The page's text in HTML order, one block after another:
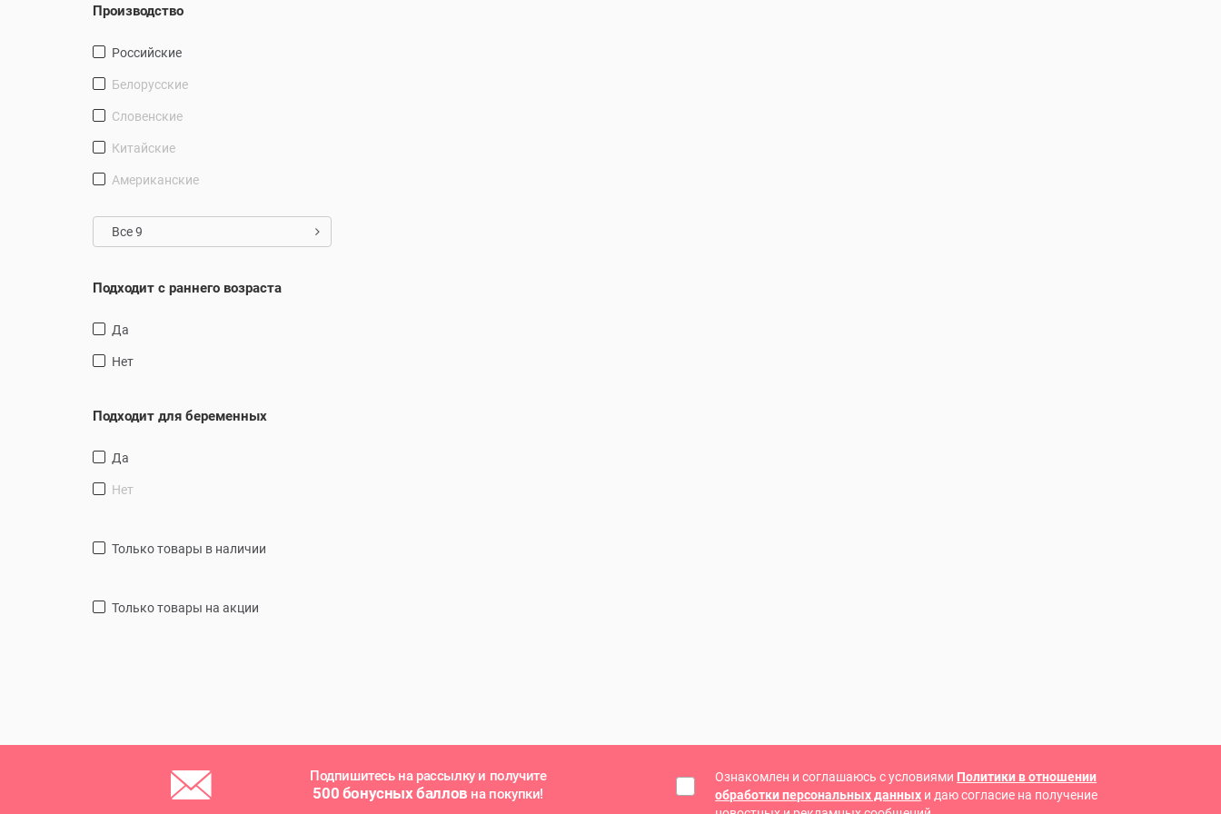
Производство
Российские
Белорусские
Словенские
Китайские
Американские
Все 9
Подходит с раннего возраста
Да
Нет
Подходит для беременных
Да
Нет
только товары в наличии
только товары на акции
Подпишитесь на рассылку и получите
500 бонусных баллов на покупки!
Ознакомлен и соглашаюсь с условиями Политики в отношении
обработки персональных данных и даю согласие на получение